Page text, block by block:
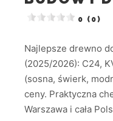
0 (0)
Najlepsze drewno
(2025/2026): C24,
(sosna, świerk,
ceny. Praktyczna
Warszawa i cała